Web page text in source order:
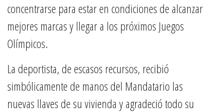
concentrarse para estar en condiciones de alcanzar
mejores marcas y llegar a los próximos Juegos
Olímpicos.
La deportista, de escasos recursos, recibió
simbólicamente de manos del Mandatario las
nuevas llaves de su vivienda y agradeció todo su